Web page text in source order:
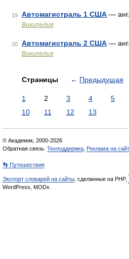
19 Автомагистраль 1 США —
Википедия
20 Автомагистраль 2 США —
Википедия
Страницы ← Предыдущая
1 2 3 4 5
10
11 12 13
© Академик, 2000-2026
Обратная связь: Техподдержка Реклама на
👣 Путешествия
Экспорт словарей на сайты , сделанные на PHP,
WordPress, MODx.